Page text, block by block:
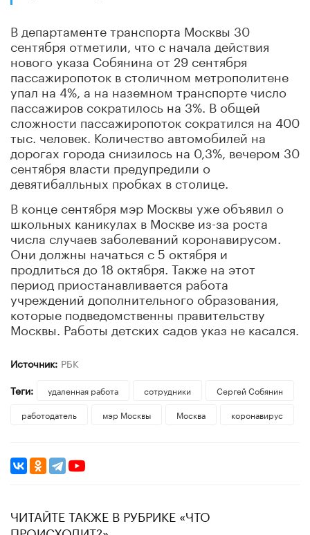
В департаменте транспорта Москвы 30
сентября отметили, что с начала действия
нового указа Собянина от 29 сентября
пассажиропоток в столичном метрополитене
упал на 4%, а на наземном транспорте число
пассажиров сократилось на 3%. В общей
сложности пассажиропоток сократился на 400
тыс. человек. Количество автомобилей на
дорогах города снизилось на 0,3%, вечером 30
сентября власти предупредили о
девятибалльных пробках в столице.
В конце сентября мэр Москвы уже объявил о
школьных каникулах в Москве из-за роста
числа случаев заболеваний коронавирусом.
Они должны начаться с 5 октября и
продлиться до 18 октября. Также на этот
период приостанавливается работа
учреждений дополнительного образования,
которые подведомственны правительству
Москвы. Работы детских садов указ не касался.
Источник: РБК
Теги:
удаленная работа сотрудники
Сергей Собянин
работодатель
мэр Москвы Москва коронавирус
ЧИТАЙТЕ ТАКЖЕ В РУБРИКЕ «ЧТО